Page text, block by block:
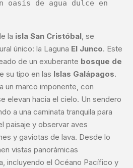
oasis de agua dulce en
la isla San Cristóbal, se
único: la Laguna El Junco. Este
de un exuberante bosque de
su tipo en las Islas Galápagos.
un marco imponente, con
elevan hacia el cielo. Un sendero
a una caminata tranquila para
paisaje y observar aves
y gaviotas de lava. Desde lo
vistas panorámicas
incluyendo el Océano Pacífico y